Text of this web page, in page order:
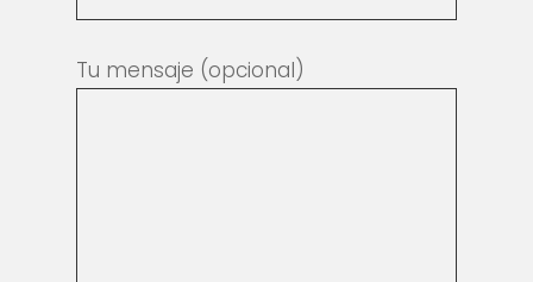
Tu mensaje (opcional)